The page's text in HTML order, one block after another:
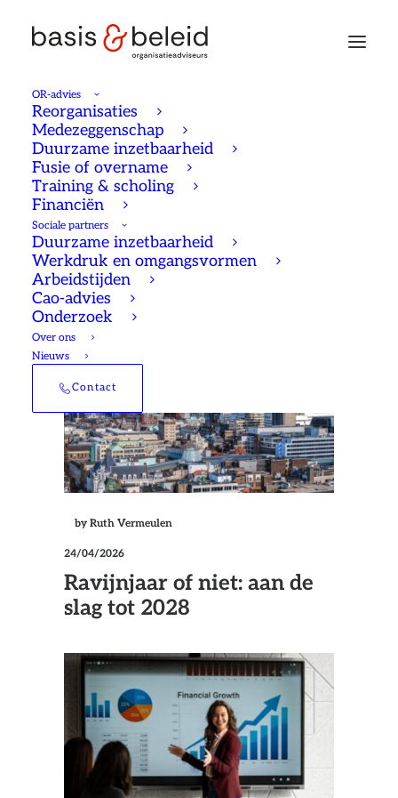
OR-advies
Reorganisaties
Medezeggenschap
Duurzame inzetbaarheid
Fusie of overname
Training & scholing
Financiën
Sociale partners
Duurzame inzetbaarheid
Werkdruk en omgangsvormen
Arbeidstijden
Cao-advies
Onderzoek
Over ons
Nieuws
Contact
vorige pagina
by Ruth Vermeulen
24/04/2026
Ravijnjaar of niet: aan de
slag tot 2028